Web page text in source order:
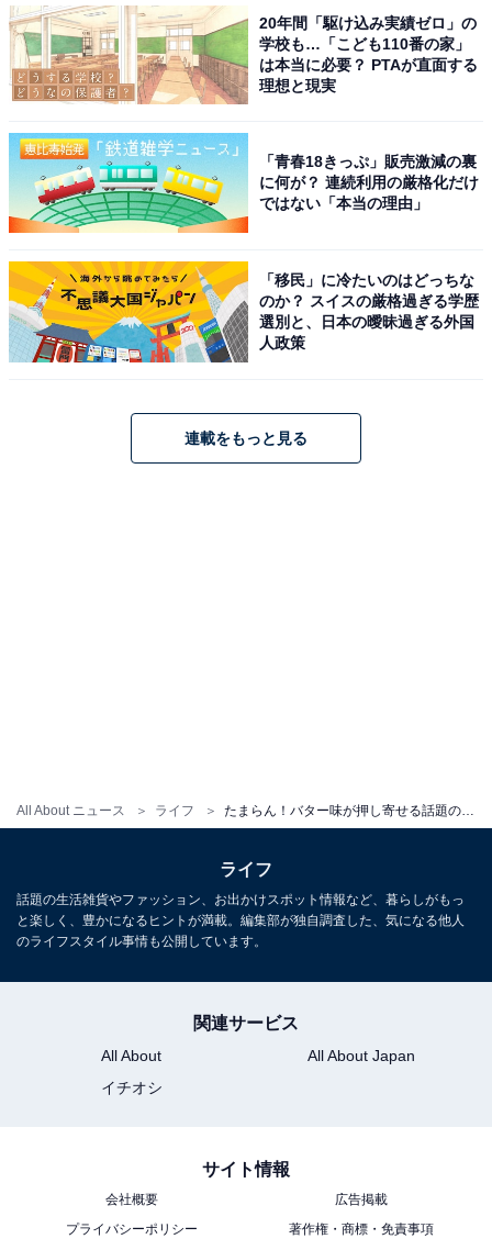
All About ニュース ライフ
円）。個包装で4個入りです。
個包装を開けた瞬間バターの香りがぷんぷんです！ 小さ
めですがずっしりしっとりしています。
だいて、そのしっとりパイ生地の中身に、またしっとり
パイ生地が包まれている、といった感じ。少しベイクド
チーズケーキっぽさも感じます。口の中の水分が少し持
見た目は四角くて「カントリーマアム感が薄め…？」と
20年間「駆け込み実績ゼロ」の
学校も…「こども110番の家」
は本当に必要？ PTAが直面する
理想と現実
「青春18きっぷ」販売激減の裏
に何が？ 連続利用の厳格化だけ
ではない「本当の理由」
「移民」に冷たいのはどっちな
のか？ スイスの厳格過ぎる学歴
選別と、日本の曖昧過ぎる外国
人政策
連載をもっと見る
ライフ
話題の生活雑貨やファッション、お出かけスポット情報など、暮らしがもっ
と楽しく、豊かになるヒントが満載。編集部が独自調査した、気になる他人
のライフスタイル事情も公開しています。
関連サービス
All About
All About Japan
イチオシ
サイト情報
会社概要
広告掲載
プライバシーポリシー
著作権・商標・免責事項